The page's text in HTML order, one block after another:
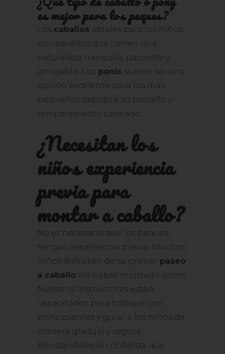
es mejor para los peques?
Los caballos ideales para los niños
son aquellos que tienen una
naturaleza tranquila, paciente y
amigable. Los ponis suelen ser una
opción excelente para los más
pequeños debido a su tamaño y
temperamento calmado.
¿Necesitan los
niños experiencia
previa para
montar a caballo?
No es necesario que los peques
tengan experiencia previa. Muchos
niños disfrutan de su primer paseo
a caballo sin haber montado antes.
Nuestros instructores están
capacitados para trabajar con
principiantes y guiar a los niños de
manera gradual y segura,
brindándoles la confianza que